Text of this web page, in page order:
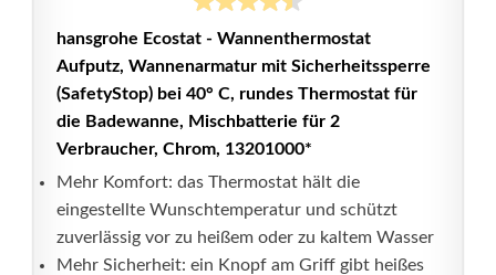
hansgrohe Ecostat - Wannenthermostat
Aufputz, Wannenarmatur mit Sicherheitssperre
(SafetyStop) bei 40° C, rundes Thermostat für
die Badewanne, Mischbatterie für 2
Verbraucher, Chrom, 13201000*
Mehr Komfort: das Thermostat hält die
eingestellte Wunschtemperatur und schützt
zuverlässig vor zu heißem oder zu kaltem Wasser
Mehr Sicherheit: ein Knopf am Griff gibt heißes